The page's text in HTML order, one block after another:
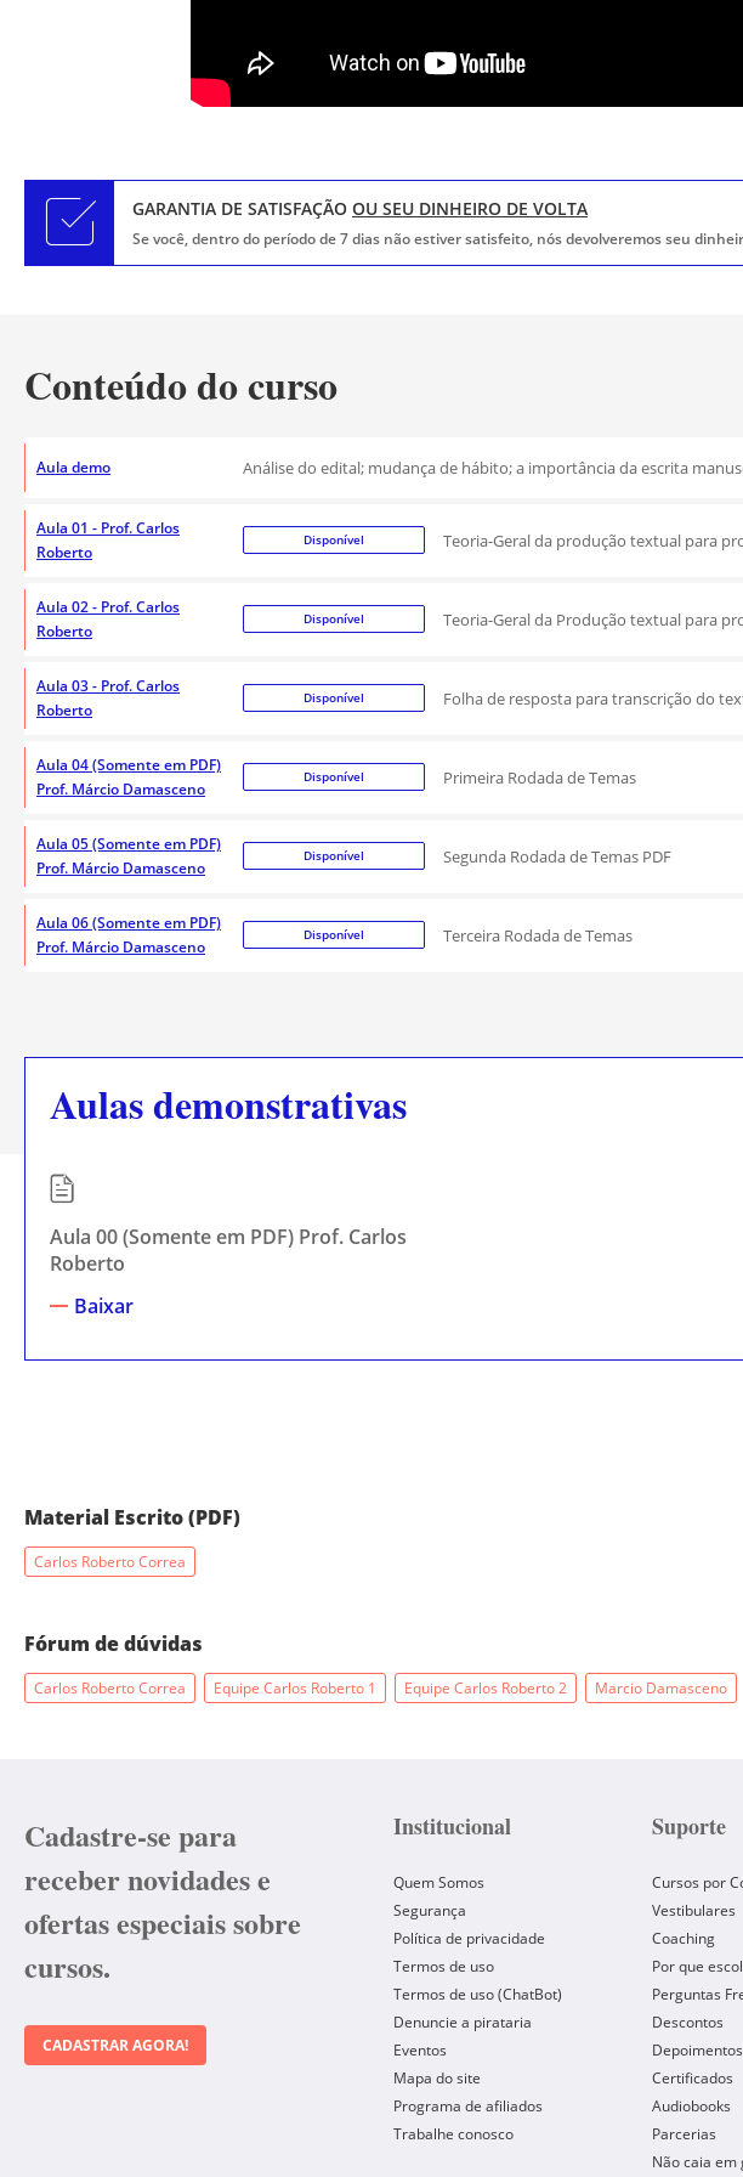
GARANTIA DE SATISFAÇÃOOU SEU DINHEIRO DE VOLTA
Se você, dentro do período de 7 dias não estiver satisfeito, nós devolveremos seu
Conteúdo do curso
Aula demo Análise do edital; mudança de hábito; a importância da escrita
Aula 01 - Prof. Carlos
Roberto
Disponível Teoria-Geral da produção textual para
Aula 02 - Prof. Carlos
Roberto
Disponível Teoria-Geral da Produção textual para
Aula 03 - Prof. Carlos
Roberto
Disponível Folha de resposta para transcrição do
Aula 04 (Somente em PDF)
Prof. Márcio Damasceno
Disponível Primeira Rodada de Temas
Aula 05 (Somente em PDF)
Prof. Márcio Damasceno
Disponível Segunda Rodada de Temas PDF
Aula 06 (Somente em PDF)
Prof. Márcio Damasceno
Disponível Terceira Rodada de Temas
Aulas demonstrativas
Aula 00 (Somente em PDF) Prof. Carlos
Roberto
Baixar
Material Escrito (PDF)
Carlos Roberto Correa
Fórum de dúvidas
Carlos Roberto Correa Equipe Carlos Roberto 1 Equipe Carlos Roberto 2 Marcio Damasceno
Cadastre-se para
receber novidades e
ofertas especiais sobre
cursos.
CADASTRAR AGORA!
Institucional
Quem Somos
Segurança
Política de privacidade
Termos de uso
Termos de uso (ChatBot)
Denuncie a pirataria
Eventos
Mapa do site
Programa de afiliados
Trabalhe conosco
Suporte
Cursos por
Vestibulares
Coaching
Por que
Perguntas
Descontos
Depoimentos
Certificados
Audiobooks
Parcerias
Não caia em